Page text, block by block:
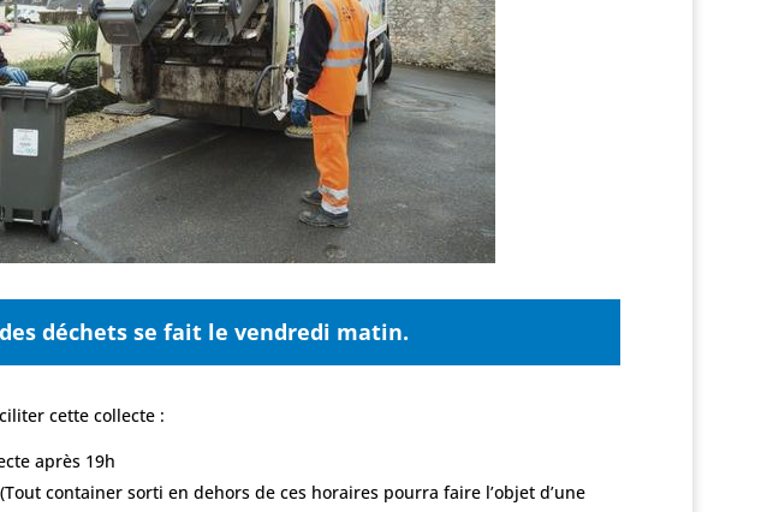
déchets se fait le vendredi matin.
cette collecte :
après 19h
container sorti en dehors de ces horaires pourra faire l’objet d’une